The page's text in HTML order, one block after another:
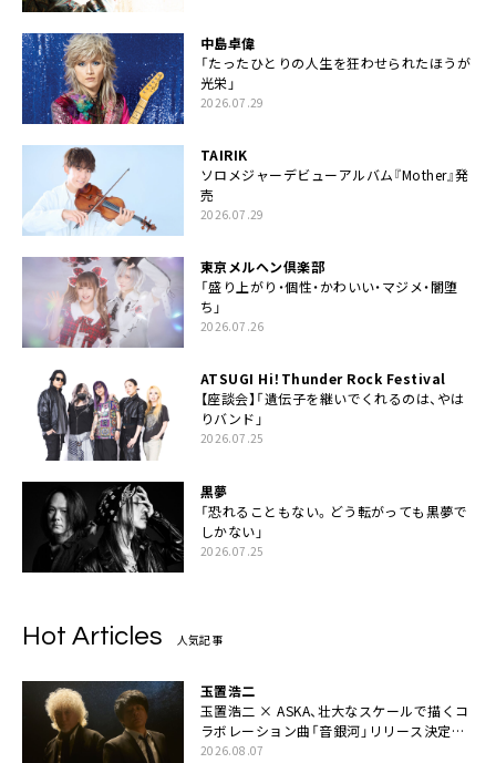
中島卓偉
「たったひとりの人生を狂わせられたほうが
光栄」
2026.07.29
TAIRIK
ソロメジャーデビューアルバム『Mother』発
売
2026.07.29
東京メルヘン倶楽部
「盛り上がり・個性・かわいい・マジメ・闇堕
ち」
2026.07.26
ATSUGI Hi！Thunder Rock Festival
【座談会】「遺伝子を継いでくれるのは、やは
りバンド」
2026.07.25
黒夢
「恐れることもない。どう転がっても黒夢で
しかない」
2026.07.25
Hot Articles 人気記事
玉置浩二
玉置浩二 × ASKA、壮大なスケールで描くコ
ラボレーション曲「音銀河」リリース決定。
カップリングには新曲「命の宿り」収録も
2026.08.07